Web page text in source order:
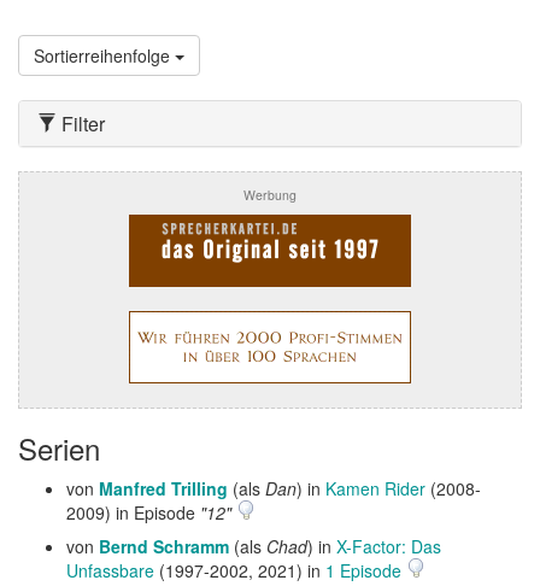
Sortierreihenfolge
Filter
Werbung
Serien
von Manfred Trilling (als Dan) in Kamen Rider (2008-
2009) in Episode "12"
von Bernd Schramm (als Chad) in X-Factor: Das
Unfassbare (1997-2002, 2021) in 1 Episode